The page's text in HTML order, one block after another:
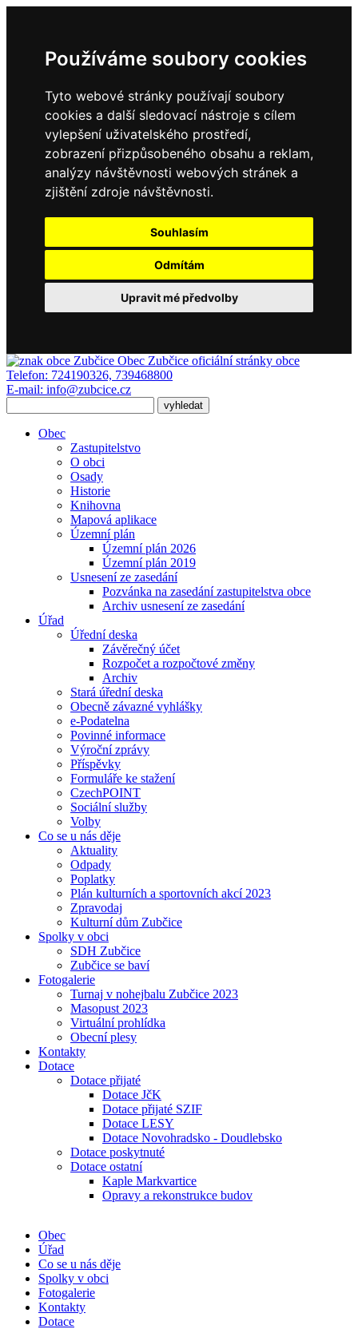
Používáme soubory cookies
Tyto webové stránky používají soubory
cookies a další sledovací nástroje s cílem
vylepšení uživatelského prostředí,
zobrazení přizpůsobeného obsahu a reklam,
analýzy návštěvnosti webových stránek a
zjištění zdroje návštěvnosti.
Souhlasím
Odmítám
Upravit mé předvolby
Obec Zubčice oficiální stránky obce
Telefon: 724190326, 739468800
E-mail: info@zubcice.cz
Obec
Zastupitelstvo
O obci
Osady
Historie
Knihovna
Mapová aplikace
Územní plán
Územní plán 2026
Územní plán 2019
Usnesení ze zasedání
Pozvánka na zasedání zastupitelstva obce
Archiv usnesení ze zasedání
Úřad
Úřední deska
Závěrečný účet
Rozpočet a rozpočtové změny
Archiv
Stará úřední deska
Obecně závazné vyhlášky
e-Podatelna
Povinné informace
Výroční zprávy
Příspěvky
Formuláře ke stažení
CzechPOINT
Sociální služby
Volby
Co se u nás děje
Aktuality
Odpady
Poplatky
Plán kulturních a sportovních akcí 2023
Zpravodaj
Kulturní dům Zubčice
Spolky v obci
SDH Zubčice
Zubčice se baví
Fotogalerie
Turnaj v nohejbalu Zubčice 2023
Masopust 2023
Virtuální prohlídka
Obecní plesy
Kontakty
Dotace
Dotace přijaté
Dotace JčK
Dotace přijaté SZIF
Dotace LESY
Dotace Novohradsko - Doudlebsko
Dotace poskytnuté
Dotace ostatní
Kaple Markvartice
Opravy a rekonstrukce budov
Obec
Úřad
Co se u nás děje
Spolky v obci
Fotogalerie
Kontakty
Dotace